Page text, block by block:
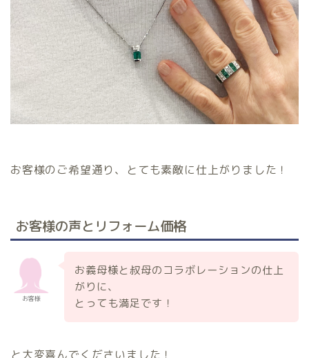
お客様のご希望通り、とても素敵に仕上がりました！
お客様の声とリフォーム価格
お客様
お義母様と叔母のコラボレーションの仕上
がりに、
とっても満足です！
と大変喜んでくださいました！